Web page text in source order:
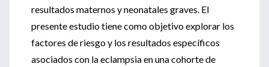
resultados maternos y neonatales graves. El
presente estudio tiene como objetivo explorar los
factores de riesgo y los resultados específicos
asociados con la eclampsia en una cohorte de